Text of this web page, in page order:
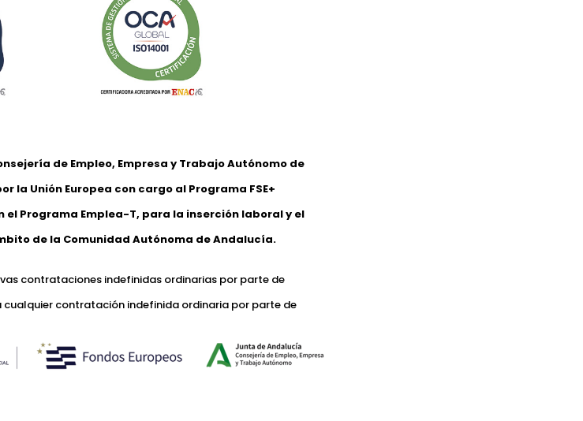
de Empleo, Empresa y Trabajo Autónomo de
la Unión Europea con cargo al Programa FSE+
el Programa Emplea-T, para la inserción laboral y el
de la Comunidad Autónoma de Andalucía.
contrataciones indefinidas ordinarias por parte de
contratación indefinida ordinaria por parte de